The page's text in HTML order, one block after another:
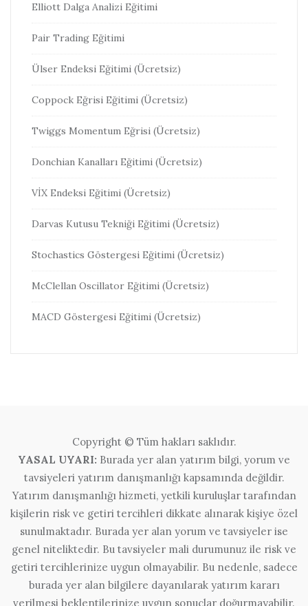
Elliott Dalga Analizi Eğitimi
Pair Trading Eğitimi
Ülser Endeksi Eğitimi (Ücretsiz)
Coppock Eğrisi Eğitimi (Ücretsiz)
Twiggs Momentum Eğrisi (Ücretsiz)
Donchian Kanalları Eğitimi (Ücretsiz)
VİX Endeksi Eğitimi (Ücretsiz)
Darvas Kutusu Tekniği Eğitimi (Ücretsiz)
Stochastics Göstergesi Eğitimi (Ücretsiz)
McClellan Oscillator Eğitimi (Ücretsiz)
MACD Göstergesi Eğitimi (Ücretsiz)
Copyright © Tüm hakları saklıdır.
YASAL UYARI: Burada yer alan yatırım bilgi, yorum ve
tavsiyeleri yatırım danışmanlığı kapsamında değildir.
Yatırım danışmanlığı hizmeti, yetkili kuruluşlar tarafından
kişilerin risk ve getiri tercihleri dikkate alınarak kişiye özel
sunulmaktadır. Burada yer alan yorum ve tavsiyeler ise
genel niteliktedir. Bu tavsiyeler mali durumunuz ile risk ve
getiri tercihlerinize uygun olmayabilir. Bu nedenle, sadece
burada yer alan bilgilere dayanılarak yatırım kararı
verilmesi beklentilerinize uygun sonuçlar doğurmayabilir.